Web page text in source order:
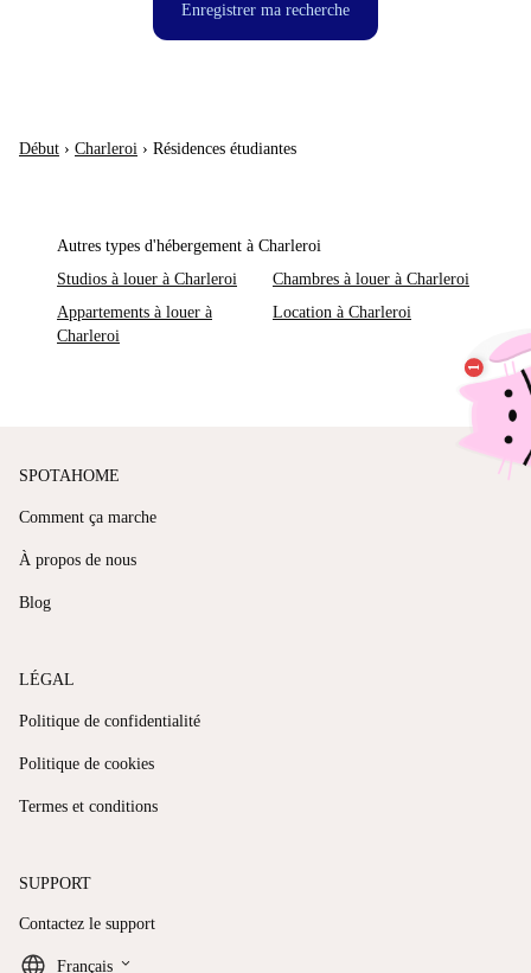
Enregistrer ma recherche
Début › Charleroi › Résidences étudiantes
Autres types d'hébergement à Charleroi
Studios à louer à Charleroi
Chambres à louer à Charleroi
Appartements à louer à
Charleroi
Location à Charleroi
SPOTAHOME
Comment ça marche
À propos de nous
Blog
LÉGAL
Politique de confidentialité
Politique de cookies
Termes et conditions
SUPPORT
Contactez le support
Français keyboard_arrow_down